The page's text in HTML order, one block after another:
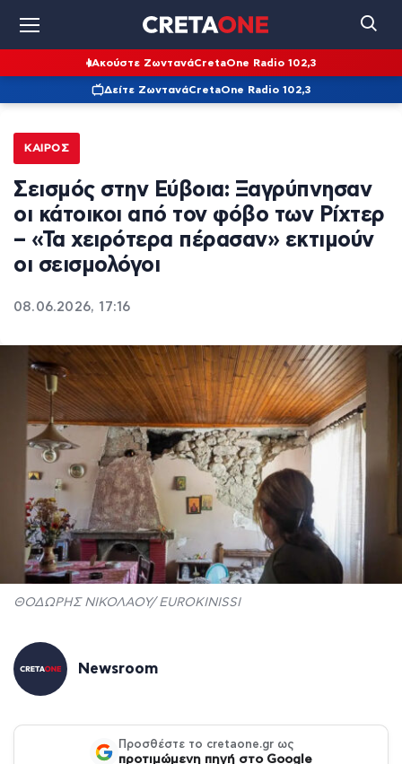
Ακούστε ΖωντανάCretaOne Radio 102,3
Δείτε ΖωντανάCretaOne Radio 102,3
ΚΑΙΡΌΣ
Σεισμός στην Εύβοια: Ξαγρύπνησαν
οι κάτοικοι από τον φόβο των Ρίχτερ
– «Τα χειρότερα πέρασαν» εκτιμούν
οι σεισμολόγοι
08.06.2026, 17:16
ΘΟΔΩΡΗΣ ΝΙΚΟΛΑΟΥ/ EUROKINISSI
Newsroom
Προσθέστε το cretaone.gr ως
προτιμώμενη πηγή στο Google